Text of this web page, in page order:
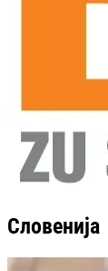
Словенија